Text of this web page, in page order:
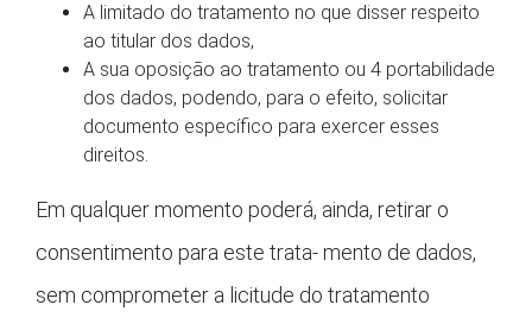
A limitado do tratamento no que disser respeito
ao titular dos dados,
A sua oposição ao tratamento ou 4 portabilidade
dos dados, podendo, para o efeito, solicitar
documento específico para exercer esses
direitos.
Em qualquer momento poderá, ainda, retirar o
consentimento para este trata- mento de dados,
sem comprometer a licitude do tratamento